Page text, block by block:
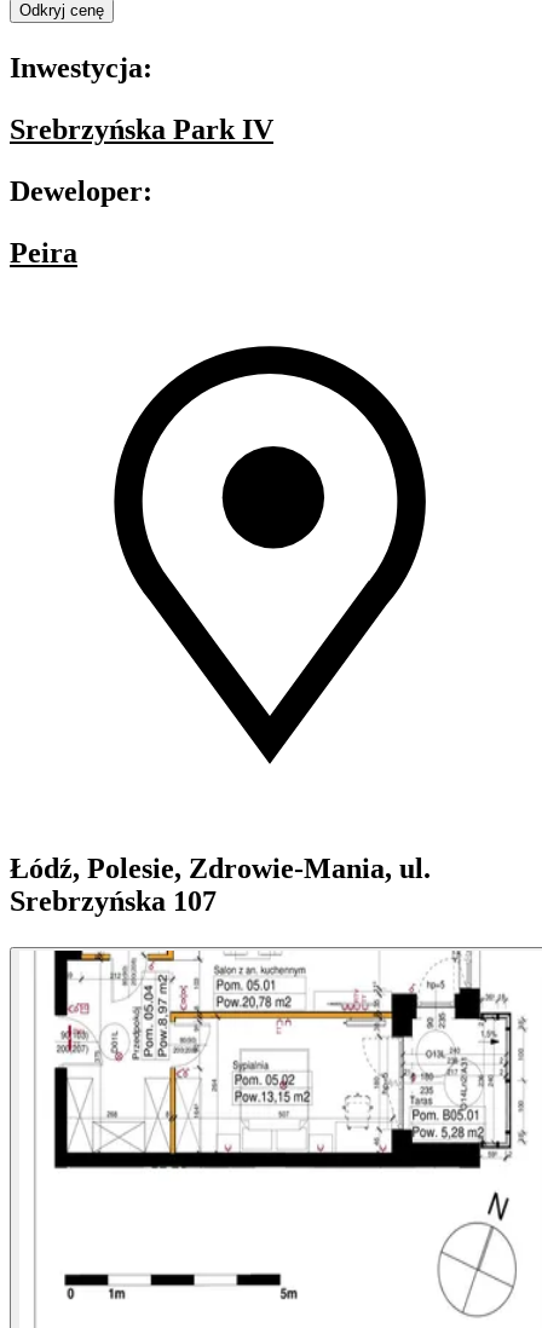
Odkryj cenę
Inwestycja:
Srebrzyńska Park IV
Deweloper:
Peira
Łódź, Polesie, Zdrowie-Mania, ul.
Srebrzyńska 107